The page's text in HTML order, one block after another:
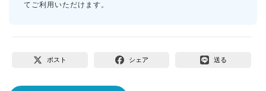
てご利用いただけます。
ポスト シェア 送る